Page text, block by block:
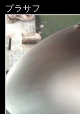
プラサフ